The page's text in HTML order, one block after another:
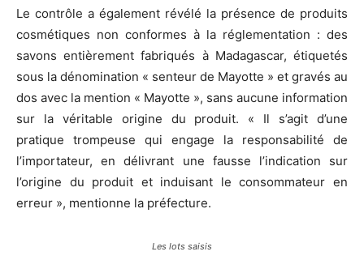
Le contrôle a également révélé la présence de produits
cosmétiques non conformes à la réglementation : des
savons entièrement fabriqués à Madagascar, étiquetés
sous la dénomination « senteur de Mayotte » et gravés au
dos avec la mention « Mayotte », sans aucune information
sur la véritable origine du produit. « Il s’agit d’une
pratique trompeuse qui engage la responsabilité de
l’importateur, en délivrant une fausse l’indication sur
l’origine du produit et induisant le consommateur en
erreur », mentionne la préfecture.
Les lots saisis